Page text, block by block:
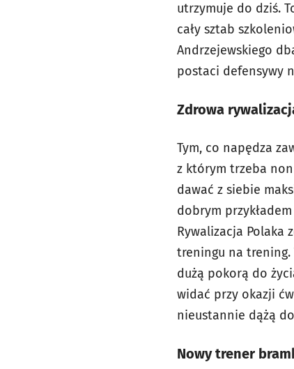
utrzymuje do dziś.
cały sztab
Andrzejewskiego
postaci defensywy
Zdrowa
Tym, co napędza
z którym trzeba
dawać z siebie
dobrym
Rywalizacja Polaka
treningu na trening.
dużą pokorą do
widać przy okazji
nieustannie dążą
Nowy trener